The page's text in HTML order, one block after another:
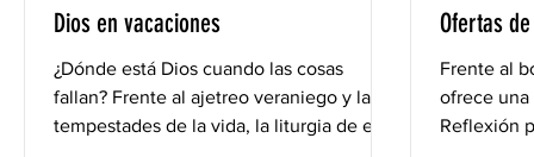
Dios en vacaciones
¿Dónde está Dios cuando las cosas
fallan? Frente al ajetreo veraniego y las
tempestades de la vida, la liturgia de este
Ofertas
Frente al
ofrece una
Reflexión